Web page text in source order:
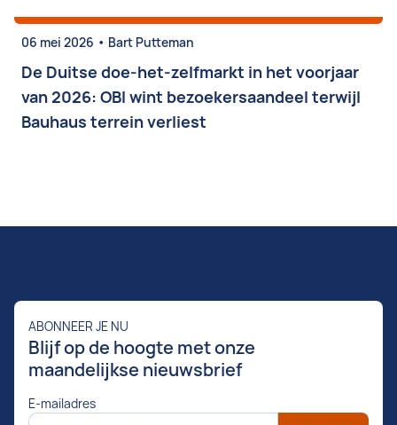
06 mei 2026 • Bart Putteman
De Duitse doe-het-zelfmarkt in het voorjaar
van 2026: OBI wint bezoekersaandeel terwijl
Bauhaus terrein verliest
ABONNEER JE NU
Blijf op de hoogte met onze
maandelijkse nieuwsbrief
E-mailadres